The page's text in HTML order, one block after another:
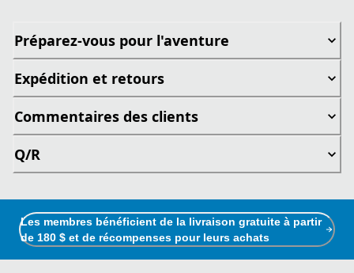
Préparez-vous pour l'aventure
Expédition et retours
Commentaires des clients
Q/R
Les membres bénéficient de la livraison gratuite à partir
de 180 $ et de récompenses pour leurs achats